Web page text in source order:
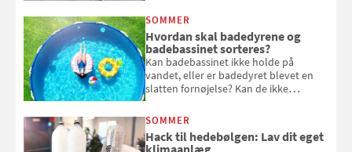
at bede naboen om at vande eller
SOMMER
Hvordan skal badedyrene og
badebassinet sorteres?
Kan badebassinet ikke holde på
vandet, eller er badedyret blevet en
slatten fornøjelse? Kan de ikke
opmærksom, når du smider
badebassinet eller et badedyr ud
SOMMER
Hack til hedebølgen: Lav dit eget